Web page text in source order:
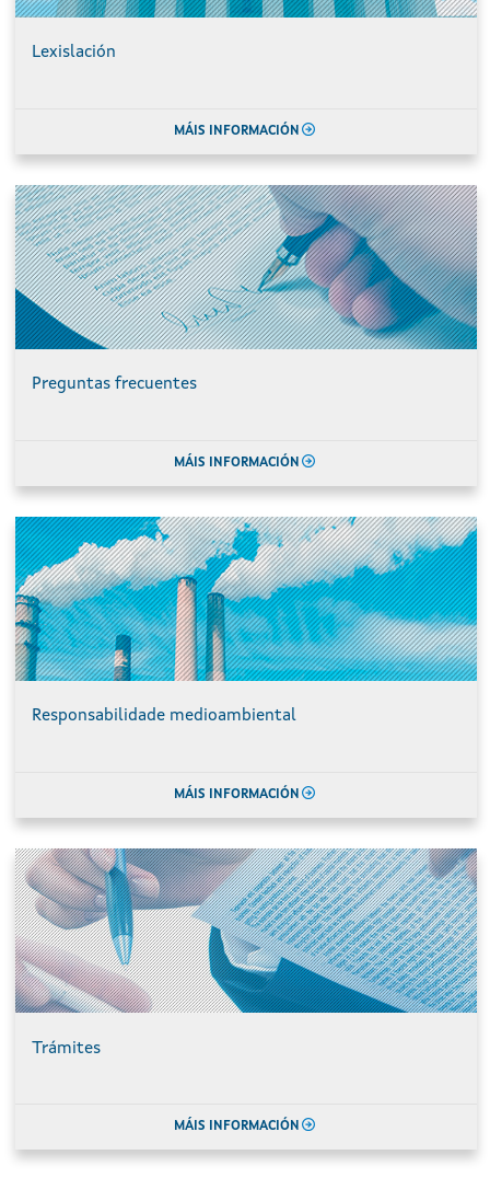
Lexislación
MÁIS INFORMACIÓN
Preguntas frecuentes
MÁIS INFORMACIÓN
Responsabilidade medioambiental
MÁIS INFORMACIÓN
Trámites
MÁIS INFORMACIÓN